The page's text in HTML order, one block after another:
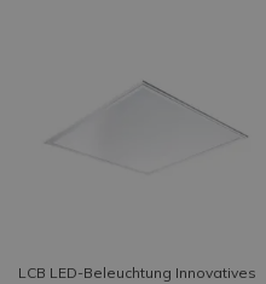
LCB LED-Beleuchtung Innovatives